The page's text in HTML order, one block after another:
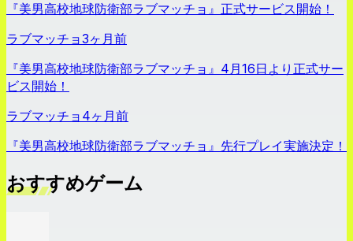
『美男高校地球防衛部ラブマッチョ』正式サービス開始！
ラブマッチョ3ヶ月前
『美男高校地球防衛部ラブマッチョ』4月16日より正式サー
ビス開始！
ラブマッチョ 4ヶ月前
『美男高校地球防衛部ラブマッチョ』先行プレイ実施決定！
おすすめゲーム